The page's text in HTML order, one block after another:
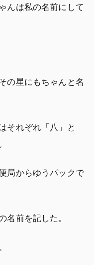
んは私の名前にして
の星にもちゃんと名
それぞれ「八」と
局からゆうパックで
名前を記した。